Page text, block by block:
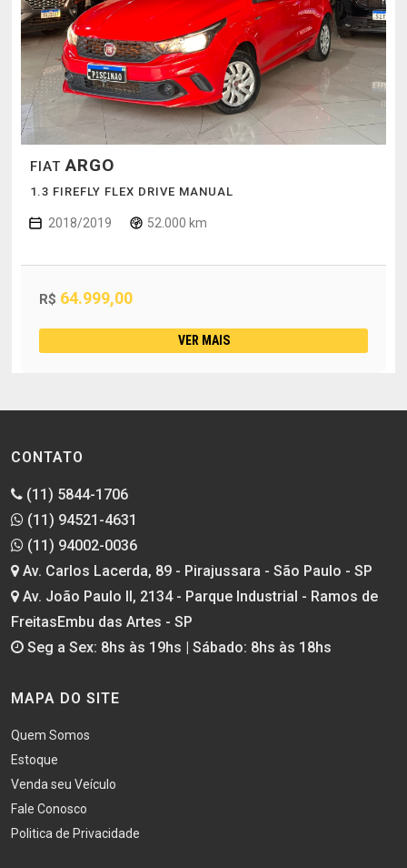
FIATARGO
1.3 FIREFLY FLEX DRIVE MANUAL
2018/2019 52.000 km
R$ 64.999,00
VER MAIS
CONTATO
(11) 5844-1706
(11) 94521-4631
(11) 94002-0036
Av. Carlos Lacerda, 89 - Pirajussara - São Paulo - SP
Av. João Paulo II, 2134 - Parque Industrial - Ramos de
FreitasEmbu das Artes - SP
Seg a Sex: 8hs às 19hs | Sábado: 8hs às 18hs
MAPA DO SITE
Quem Somos
Estoque
Venda seu Veículo
Fale Conosco
Politica de Privacidade